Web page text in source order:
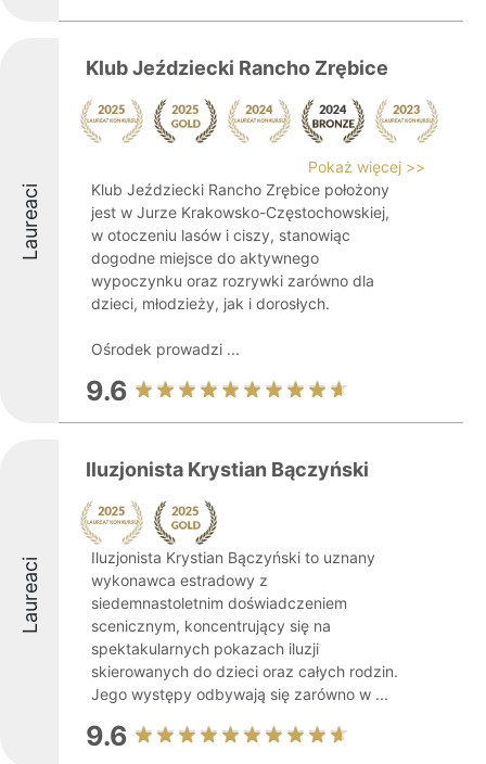
Laureaci
Klub Jeździecki Rancho Zrębice
Pokaż więcej >>
Klub Jeździecki Rancho Zrębice położony
jest w Jurze Krakowsko-Częstochowskiej,
w otoczeniu lasów i ciszy, stanowiąc
dogodne miejsce do aktywnego
wypoczynku oraz rozrywki zarówno dla
dzieci, młodzieży, jak i dorosłych.
Ośrodek prowadzi ...
9.6
Laureaci
Iluzjonista Krystian Bączyński
Iluzjonista Krystian Bączyński to uznany
wykonawca estradowy z
siedemnastoletnim doświadczeniem
scenicznym, koncentrujący się na
spektakularnych pokazach iluzji
skierowanych do dzieci oraz całych rodzin.
Jego występy odbywają się zarówno w ...
9.6